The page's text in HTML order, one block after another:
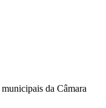
da Câmara